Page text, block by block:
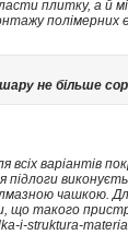
плитку, а
полімерних
не більше
всіх варіантів
чашкою.
що такого
i-struktura-